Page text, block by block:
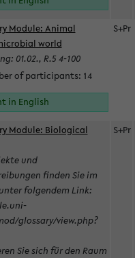
Module: Animal
world
01.02., R.5 4-100
of participants: 14
in English
S+Pr
Module: Biological
und
finden Sie im
folgendem Link:
glossary/view.php?
Sie sich für den Raum
S+Pr